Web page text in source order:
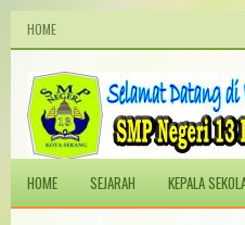
HOME
HOME SEJARAH KEPALA